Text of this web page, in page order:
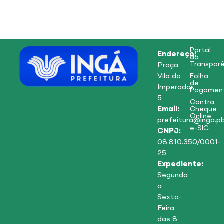
Endereço:
Praça
Vila do
Imperador,
5
Email:
CNPJ:
08.810.350/0001-
25
Expediente:
Segunda
a
Sexta-
Feira
das 8
Portal
da
Folha
de
Contra
Cheque
Online
e-SIC